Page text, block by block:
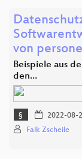
von
Beispiele aus
den…
§ 2022-08-
Falk Zscheile